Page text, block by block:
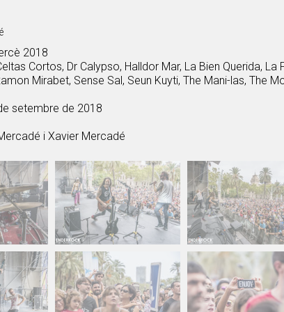
2018
Cortos, Dr Calypso, Halldor Mar, La Bien Querida,
Mirabet, Sense Sal, Seun Kuyti, The Mani-las, The
setembre de 2018
i Xavier Mercadé